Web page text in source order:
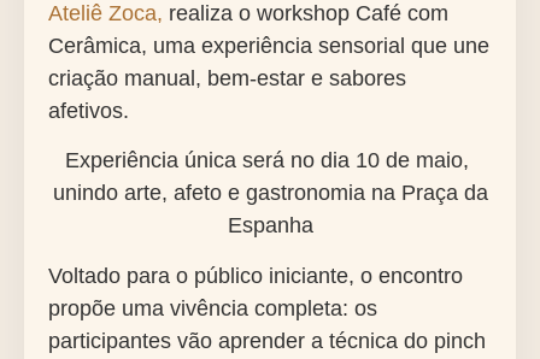
Ateliê Zoca, realiza o workshop Café com
Cerâmica, uma experiência sensorial que une
criação manual, bem-estar e sabores
afetivos.
Experiência única será no dia 10 de maio,
unindo arte, afeto e gastronomia na Praça da
Espanha
Voltado para o público iniciante, o encontro
propõe uma vivência completa: os
participantes vão aprender a técnica do pinch